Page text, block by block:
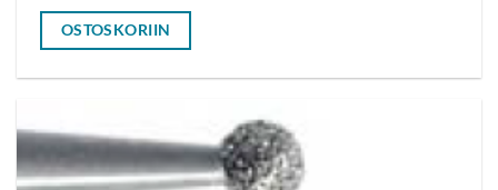
OSTOSKORIIN